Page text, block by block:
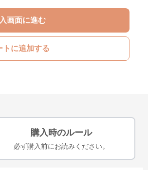
画面に進む
トに追加する
購入時のルール
必ず購入前にお読みください。